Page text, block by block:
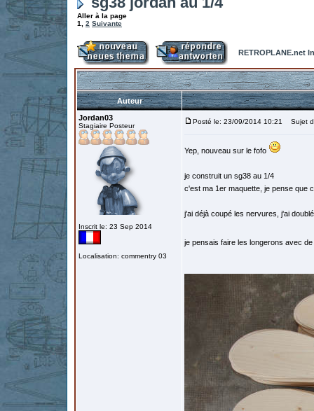
Aller à la page
1
2 Suivante
RETROPLANE.net
Auteur
Jordan03
Stagiaire Posteur
Inscrit le: 23 Sep 2014
Localisation: commentry 03
Posté le: 23/09/2014 10:21 Sujet
Yep, nouveau sur le fofo
je construit un sg38 au 1/4
c'est ma 1er maquette, je pense que
j'ai déjà coupé les nervures, j'ai
je pensais faire les longerons avec